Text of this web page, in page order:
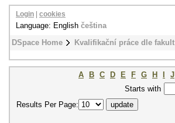
DSpace Home Kvalifikační práce dle fakult
Login cookies
Language: English čeština
A B C D E F G H J
Starts with
Results Per Page: